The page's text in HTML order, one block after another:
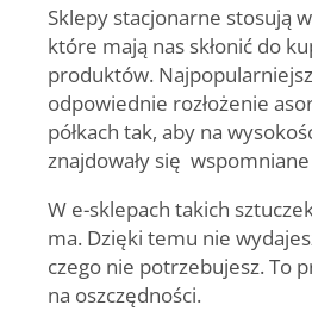
Sklepy stacjonarne stosują
które mają nas skłonić do
produktów.
odpowiednie rozłożenie
półkach tak, aby na
znajdowały się wspomniane
W e-sklepach takich
ma. Dzięki temu nie
czego nie potrzebujesz. To
na oszczędności.